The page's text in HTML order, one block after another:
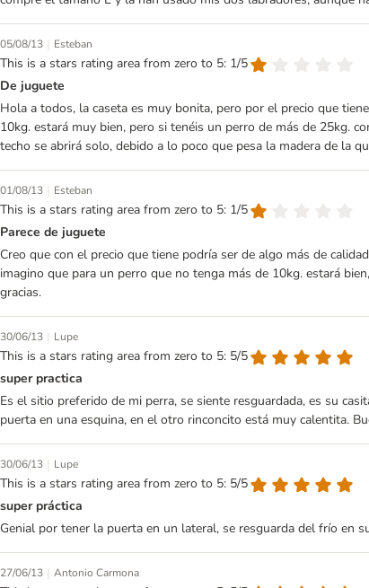
05/08/13 | Esteban
This is a stars rating area from zero to 5: 1/5
De juguete
Hola a todos, la caseta es muy bonita, pero por el precio que
10kg. estará muy bien, pero si tenéis un perro de más de 25kg.
techo se abrirá solo, debido a lo poco que pesa la madera de la
01/08/13 | Esteban
This is a stars rating area from zero to 5: 1/5
Parece de juguete
Creo que con el precio que tiene podría ser de algo más de
imagino que para un perro que no tenga más de 10kg. estará
gracias.
30/06/13 | Lupe
This is a stars rating area from zero to 5: 5/5
super practica
Es el sitio preferido de mi perra, se siente resguardada, es su
puerta en una esquina, en el otro rinconcito está muy calentita.
30/06/13 | Lupe
This is a stars rating area from zero to 5: 5/5
super práctica
Genial por tener la puerta en un lateral, se resguarda del frío en
27/06/13 | Antonio Carmona